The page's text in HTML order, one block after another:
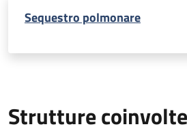
Sequestro polmonare
Strutture coinvolte